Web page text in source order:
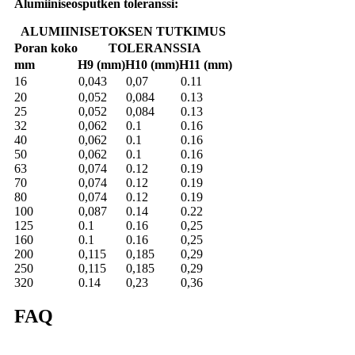
Alumiiniseosputken toleranssi:
ALUMIINISETOKSEN TUTKIMUS
Poran koko
TOLERANSSIA
mm
H9 (mm)H10 (mm)H11 (mm)
16
0,043 0,07
0.11
20
0,052 0,084
0.13
25
0,052 0,084
0.13
32
0,062 0.1
0.16
40
0,062 0.1
0.16
50
0,062 0.1
0.16
63
0,074 0.12
0.19
70
0,074 0.12
0.19
80
0,074 0.12
0.19
100
0,087 0.14
0.22
125
0.1 0.16
0,25
160
0.1 0.16
0,25
200
0,115 0,185
0,29
250
0,115 0,185
0,29
320
0.14 0,23 0,36
FAQ